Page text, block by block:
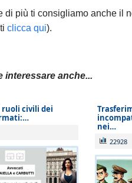
di più ti consigliamo anche il
clicca qui).
interessare anche...
civili dei
nei…
22928